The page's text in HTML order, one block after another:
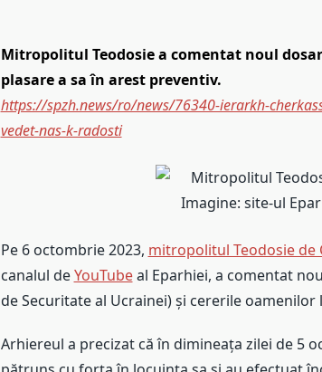
Mitropolitul Teodosie a comentat noul
plasare a sa în arest preventiv.
https://spzh.news/ro/news/76340-ierarkh-
vedet-nas-k-radosti
Pe 6 octombrie 2023, mitropolitul Teodosie de
canalul deYouTubeal Eparhiei, a comentat
de Securitate al Ucrainei) și cererile
Arhiereul a precizat că în dimineața zilei de 5